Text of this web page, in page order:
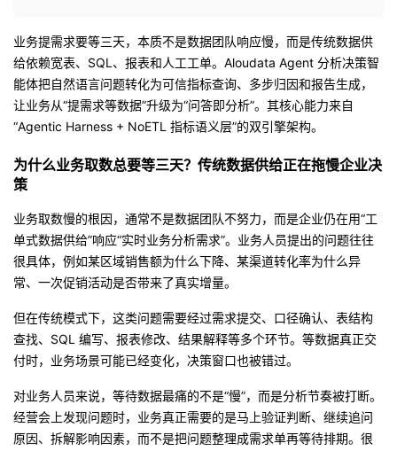
人
主
我
的
发
者
我
的
博
客
我
的
论
坛
我
的
圈
我
的
我
业务提需求要等三天，本质不是数据团队响应慢，而是传统数据供
给依赖宽表、SQL、报表和人工工单。Aloudata Agent 分析决策智
能体把自然语言问题转化为可信指标查询、多步归因和报告生成，
让业务从“提需求等数据”升级为“问答即分析”。其核心能力来自
“Agentic Harness + NoETL 指标语义层”的双引擎架构。
为什么业务取数总要等三天？传统数据供给正在拖慢企业决
策
业务取数慢的根因，通常不是数据团队不努力，而是企业仍在用“工
单式数据供给”响应“实时业务分析需求”。业务人员提出的问题往往
很具体，例如某区域销售额为什么下降、某渠道转化率为什么异
常、一次促销活动是否带来了真实增量。
但在传统模式下，这类问题需要经过需求提交、口径确认、表结构
查找、SQL 编写、报表修改、结果解释等多个环节。等数据真正交
付时，业务场景可能已经变化，决策窗口也被错过。
对业务人员来说，等待数据最痛的不是“慢”，而是分析节奏被打断。
经营会上发现问题时，业务真正需要的是马上验证判断、继续追问
原因、拆解影响因素，而不是把问题整理成需求单再等待排期。很